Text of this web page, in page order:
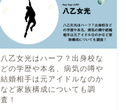
八乙女光はハーフ？出身校な
どの学歴や本名、病気の噂や
結婚相手は元アイドルなのか
など家族構成についても調
査！